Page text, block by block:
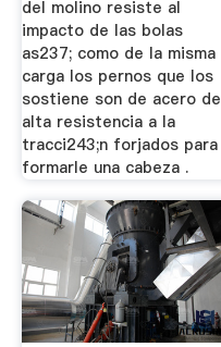
del molino resiste al
impacto de las bolas
as237; como de la misma
carga los pernos que los
sostiene son de acero de
alta resistencia a la
tracci243;n forjados para
formarle una cabeza .